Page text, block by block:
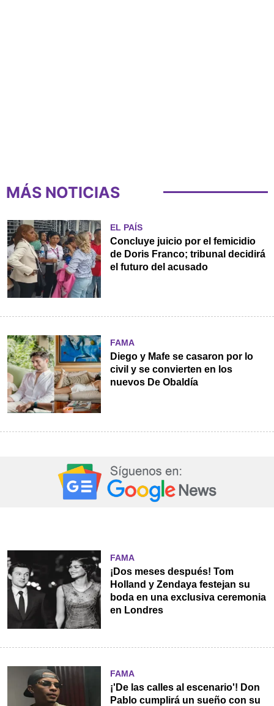
MÁS NOTICIAS
EL PAÍS
Concluye juicio por el femicidio
de Doris Franco; tribunal decidirá
el futuro del acusado
FAMA
Diego y Mafe se casaron por lo
civil y se convierten en los
nuevos De Obaldía
FAMA
¡Dos meses después! Tom
Holland y Zendaya festejan su
boda en una exclusiva ceremonia
en Londres
FAMA
¡'De las calles al escenario'! Don
Pablo cumplirá un sueño con su